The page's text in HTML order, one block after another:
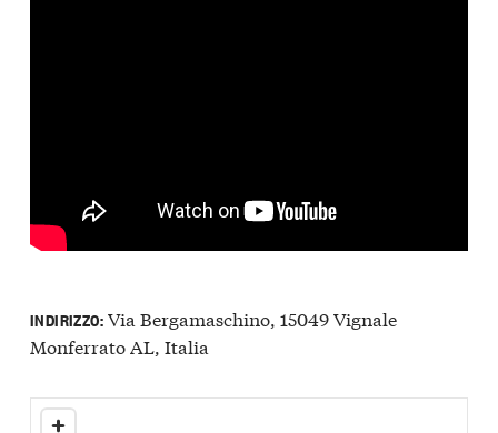
INDIRIZZO:Via Bergamaschino, 15049 Vignale
Monferrato AL, Italia